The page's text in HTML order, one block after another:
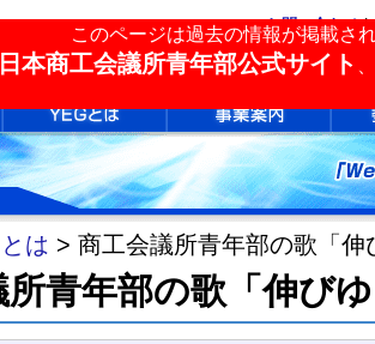
このページは過去の情報が掲載さ
日本商工会議所青年部公式サイト
お問い合わせ|
単会検索
は > 商工会議所青年部の歌「伸
所青年部の歌「伸び